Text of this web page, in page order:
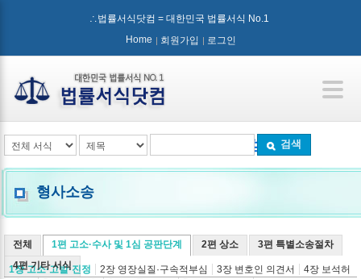
∴법률서식닷컴 = 대한민국 법률서식 No.1
Home
회원가입 로그인
검색
형사소송
전체 1편 고소·수사 및 1심 공판단계
1장 고소·고발·진정 2장 영장실질·구속적부심 3장 변호인 의견서
4장 보석허
2편 상소
3편 특별소송절차
4편 기타 서식